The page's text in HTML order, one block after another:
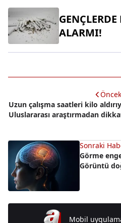
ALARMI!
Uzun çalışma saatleri kilo
Uluslararası araştırmadan
Sonraki
Görme
Görüntü
Mobil